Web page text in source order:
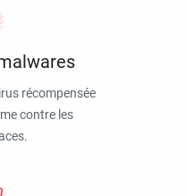
récompensée
contre les